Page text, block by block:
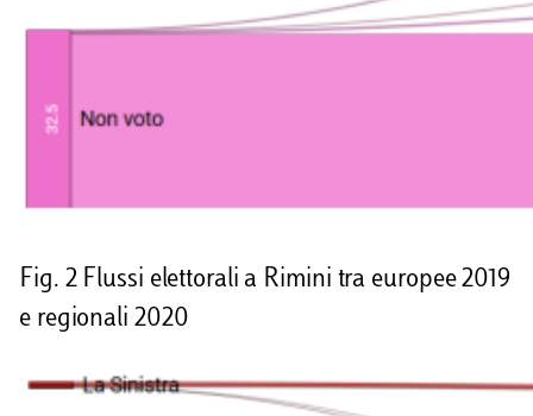
Fig. 2 Flussi elettorali a Rimini tra europee 2019
e regionali 2020